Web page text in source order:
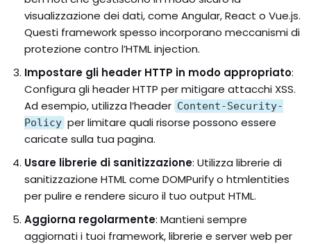
visualizzazione dei dati, come Angular, React o Vue.js.
Questi framework spesso incorporano meccanismi di
protezione contro l’HTML injection.
Impostare gli header HTTP in modo appropriato:
Configura gli header HTTP per mitigare attacchi XSS.
Ad esempio, utilizza l’header Content-Security-
Policy per limitare quali risorse possono essere
caricate sulla tua pagina.
Usare librerie di sanitizzazione: Utilizza librerie di
sanitizzazione HTML come DOMPurify o htmlentities
per pulire e rendere sicuro il tuo output HTML.
Aggiorna regolarmente: Mantieni sempre
aggiornati i tuoi framework, librerie e server web per